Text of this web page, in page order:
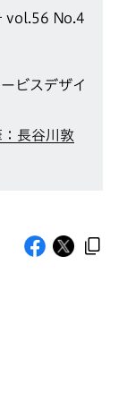
vol.56 No.4
ビスデザイ
長谷川敦